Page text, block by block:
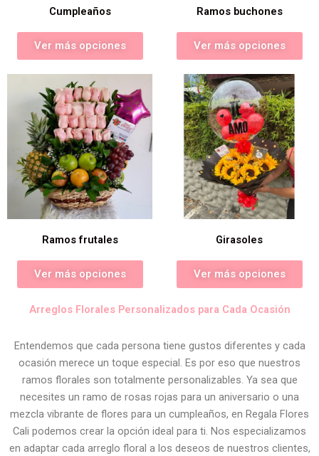
Cumpleaños
Ver más opciones
Ramos buchones
Ver más opciones
Ramos frutales
Ver más opciones
Girasoles
Ver más opciones
Arreglos Florales Personalizados para Cada Ocasión
Entendemos que cada persona tiene gustos diferentes y cada
ocasión merece un toque especial. Es por eso que nuestros
ramos florales son totalmente personalizables. Ya sea que
necesites un ramo de rosas rojas para un aniversario o una
mezcla vibrante de flores para un cumpleaños, en Regala Flores
Cali podemos crear la opción ideal para ti. Nos especializamos
en adaptar cada arreglo floral a los deseos de nuestros clientes,